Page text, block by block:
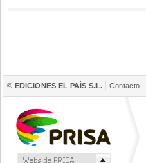
© EDICIONES EL PAÍS S.L. Contacto